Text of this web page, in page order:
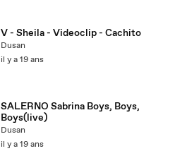
V - Sheila - Videoclip - Cachito
Dusan
il y a 19 ans
SALERNO Sabrina Boys, Boys,
Boys(live)
Dusan
il y a 19 ans